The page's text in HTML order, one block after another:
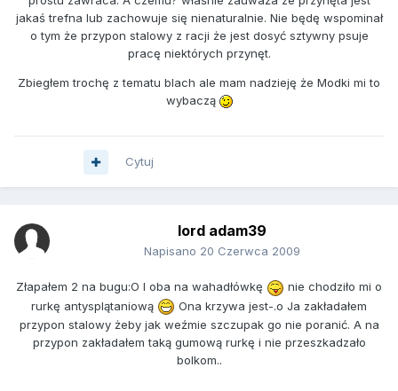
jakaś trefna lub zachowuje się nienaturalnie. Nie będę wspominał
o tym że przypon stalowy z racji że jest dosyć sztywny psuje
pracę niektórych przynęt.
Zbiegłem trochę z tematu blach ale mam nadzieję że Modki mi to
wybaczą
Cytuj
lord adam39
Napisano 20 Czerwca 2009
Złapałem 2 na bugu:O I oba na wahadłówkę
nie chodziło mi o
rurkę antysplątaniową
Ona krzywa jest-.o Ja zakładałem
przypon stalowy żeby jak weźmie szczupak go nie poranić. A na
przypon zakładałem taką gumową rurkę i nie przeszkadzało
bolkom..